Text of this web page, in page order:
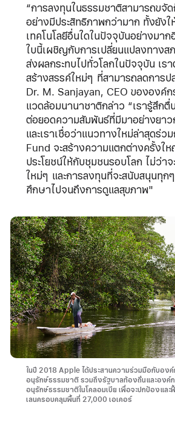
“การลงทุนในธรรมชาติสามารถขจั
อย่างมีประสิทธิภาพกว่ามาก ทั้งยังใ
เทคโนโลยีอื่นใดในปัจจุบันอย่างมา
ใบนี้เผชิญกับการเปลี่ยนแปลงทาง
ส่งผลกระทบไปทั่วโลกในปัจจุบัน เร
สร้างสรรค์ใหม่ๆ ที่สามารถลดการ
Dr. M. Sanjayan, CEO ขององค์
แวดล้อมนานาชาติกล่าว “เรารู้สึก
ต่อยอดความสัมพันธ์ที่มีมาอย่างยา
และเราเชื่อว่าแนวทางใหม่ล่าสุดร่ว
Fund จะสร้างความแตกต่างครั้งใ
ประโยชน์ให้กับชุมชนรอบโลก ไม่ว่า
ใหม่ๆ และการลงทุนที่จะสนับสนุนทุก
ศึกษาไปจนถึงการดูแลสุขภาพ"
ในปี 2018 Apple ได้ประสานความร่วมมือกับอง
อนุรักษ์ธรรมชาติ รวมถึงรัฐบาลท้องถิ่นและองค์
อนุรักษ์ธรรมชาติในโคลอมเบีย เพื่อจะปกป้องและ
เลนครอบคลุมพื้นที่ 27,000 เอเคอร์